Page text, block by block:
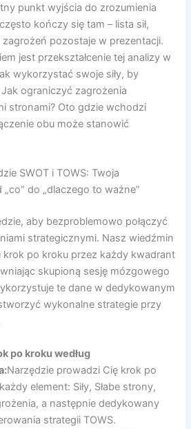
punkt wyjścia do zrozumienia
kończy się tam – lista sił,
zagrożeń pozostaje w prezentacji.
jest przekształcenie tej analizy w
wykorzystać swoje siły, by
ograniczyć zagrożenia
stronami? Oto gdzie wchodzi
obu może stanowić
SWOT i TOWS: Twoja
do „dlaczego to ważne”
aby bezproblemowo połączyć
strategicznymi. Nasz wiedźmin
krok po kroku przez każdy kwadrant
skupioną sesję mózgowego
te dane w dedykowanym
wykonalne strategie przy
po kroku według
Narzędzie prowadzi Cię krok po
element: Siły, Słabe strony,
a następnie dedykowany
strategii TOWS.